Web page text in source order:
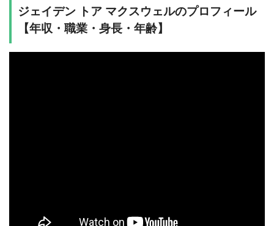
ジェイデン トア マクスウェルのプロフィール
【年収・職業・身長・年齢】